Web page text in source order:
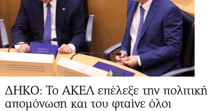
ΔΗΚΟ: Το ΑΚΕΛ επέλεξε την πολιτική
απομόνωση και του φταίνε όλοι